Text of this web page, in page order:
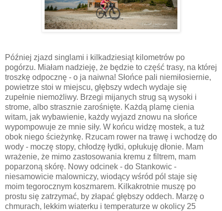
Później zjazd singlami i kilkadziesiąt kilometrów po
pogórzu. Miałam nadzieję, że będzie to część trasy, na której
troszkę odpocznę - o ja naiwna! Słońce pali niemiłosiernie,
powietrze stoi w miejscu, głębszy wdech wydaje się
zupełnie niemożliwy. Brzegi mijanych strug są wysoki i
strome, albo strasznie zarośnięte. Każdą plamę cienia
witam, jak wybawienie, każdy wyjazd znowu na słońce
wypompowuje ze mnie siły. W końcu widzę mostek, a tuż
obok niego ścieżynkę. Rzucam rower na trawę i wchodzę do
wody - moczę stopy, chłodzę łydki, opłukuję dłonie. Mam
wrażenie, że mimo zastosowania kremu z filtrem, mam
poparzoną skórę. Nowy odcinek - do Stankowic -
niesamowicie malowniczy, wiodący wśród pól staje się
moim tegorocznym koszmarem. Kilkakrotnie muszę po
prostu się zatrzymać, by złapać głębszy oddech. Marzę o
chmurach, lekkim wiaterku i temperaturze w okolicy 25